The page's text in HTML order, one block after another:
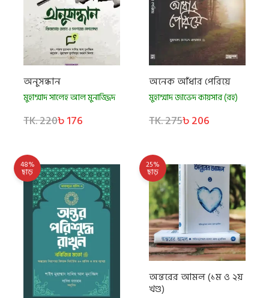
অনুসন্ধান
মুহাম্মাদ সালেহ আল মুনাজ্জিদ
TK. 220৳ 176
অনেক আঁধার পেরিয়ে
মুহাম্মাদ জাভেদ কায়সার (রহ)
TK. 275৳ 206
48%
ছাড়
25%
ছাড়
অন্তরের আমল (১ম ও ২য়
খণ্ড)